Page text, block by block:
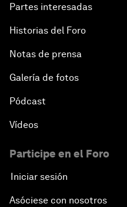
Partes interesadas
Historias del Foro
Notas de prensa
Galería de fotos
Pódcast
Vídeos
Participe en el Foro
Iniciar sesión
Asóciese con nosotros